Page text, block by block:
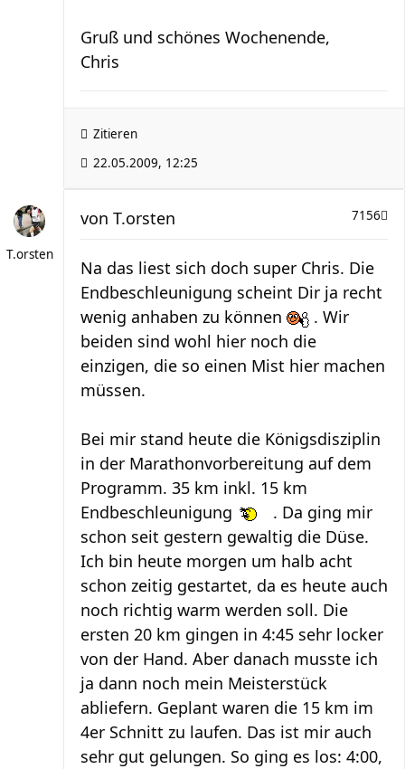
Gruß und schönes Wochenende,
Chris
Zitieren
22.05.2009, 12:25
T.orsten
7156
von T.orsten
Na das liest sich doch super Chris. Die
Endbeschleunigung scheint Dir ja recht
wenig anhaben zu können
. Wir
beiden sind wohl hier noch die
einzigen, die so einen Mist hier machen
müssen.
Bei mir stand heute die Königsdisziplin
in der Marathonvorbereitung auf dem
Programm. 35 km inkl. 15 km
Endbeschleunigung
. Da ging mir
schon seit gestern gewaltig die Düse.
Ich bin heute morgen um halb acht
schon zeitig gestartet, da es heute auch
noch richtig warm werden soll. Die
ersten 20 km gingen in 4:45 sehr locker
von der Hand. Aber danach musste ich
ja dann noch mein Meisterstück
abliefern. Geplant waren die 15 km im
4er Schnitt zu laufen. Das ist mir auch
sehr gut gelungen. So ging es los: 4:00,